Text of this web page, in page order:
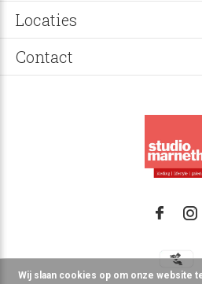
Locaties
Contact
Wij slaan cookies op om onze website